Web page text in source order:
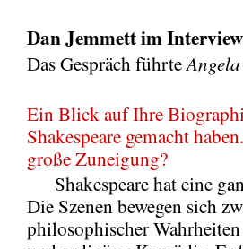
Dan Jemmett im
Das Gespräch führte
Ein Blick auf Ihre
Shakespeare gemacht
große Zuneigung?
Shakespeare hat eine
Die Szenen bewegen sich
philosophischer